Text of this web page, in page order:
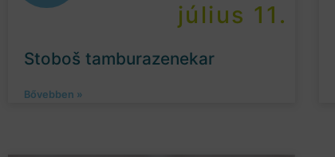
július 11.
Stoboš tamburazenekar
Bővebben »